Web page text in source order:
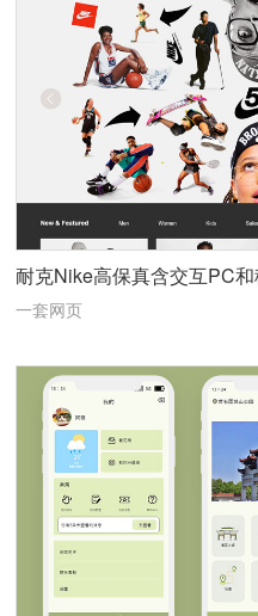
耐克Nike高保真含交互PC
一套网页